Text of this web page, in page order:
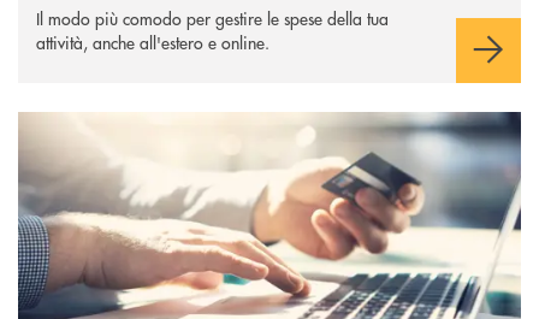
Il modo più comodo per gestire le spese della tua
attività, anche all'estero e online.